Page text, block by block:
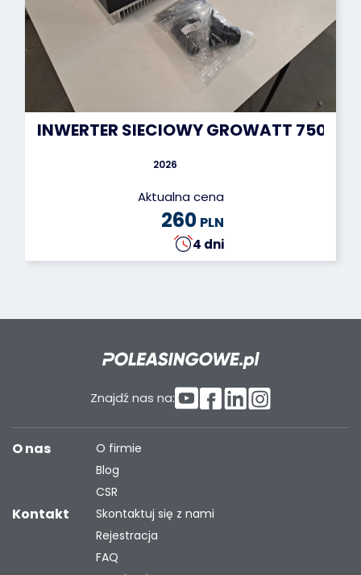
INWERTER SIECIOWY GROWATT 750-S
2026
Aktualna cena
260 PLN
4 dni
Znajdź nas na:
O nas
O firmie
Blog
CSR
Kontakt
Skontaktuj się z nami
Rejestracja
FAQ